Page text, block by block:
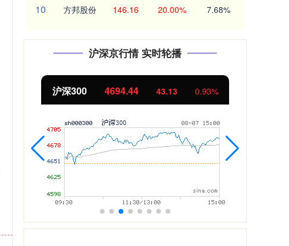
10 方邦股份 146.16 20.00% 7.68%
沪深京行情 实时轮播
北证50 1134.24 11.37 1.01%